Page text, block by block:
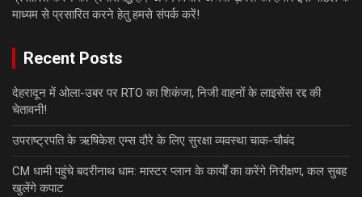
माध्यम से प्रसारित करने हेतु हमसे संपर्क करें!
Recent Posts
देहरादून में ओला-उबर पर RTO का शिकंजा, निजी वाहनों के लाइसेंस रद्द की
चेतावनी!
उपराष्ट्रपति के ऋषिकेश एम्स दौरे के लिए सुरक्षा व्यवस्था चाक-चौबंद
CM धामी पहुंचे बदरीनाथ धाम: मास्टर प्लान के कार्यों का करेंगे निरीक्षण, कल सुबह
खुलेंगे कपाट